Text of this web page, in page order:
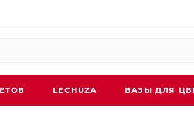
LECHUZA ВАЗЫ ДЛЯ